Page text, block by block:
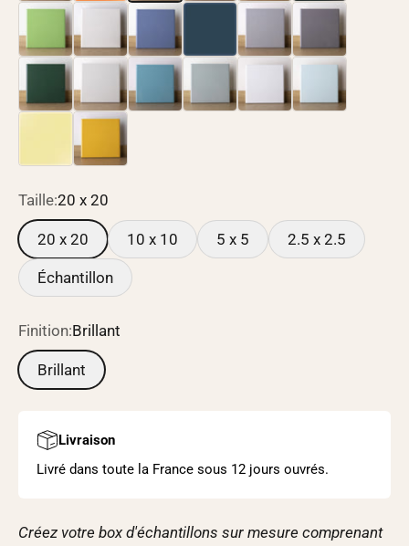
Taille:20 x 20
20 x 20 10 x 10 5 x 5 2.5 x 2.5
Échantillon
Finition:Brillant
Brillant
Livraison
Livré dans toute la France sous 12 jours ouvrés.
Créez votre box d'échantillons sur mesure comprenant